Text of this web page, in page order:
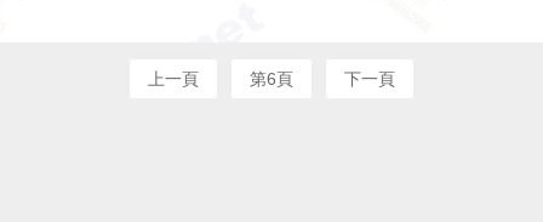
上一頁 第6頁 下一頁